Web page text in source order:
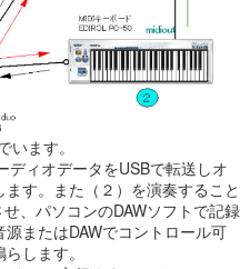
います。
ディオデータをUSBで転送しオ
す。また（２）を演奏すること
、パソコンのDAWソフトで記録
またはDAWでコントロール可
します。